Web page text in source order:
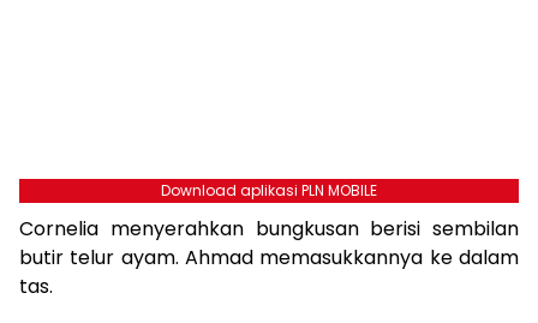
Download aplikasi PLN MOBILE
Cornelia menyerahkan bungkusan berisi sembilan
butir telur ayam. Ahmad memasukkannya ke dalam
tas.